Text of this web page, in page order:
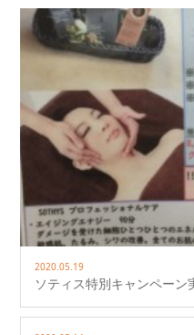
2020.05.19
ソティス特別キャンペーン